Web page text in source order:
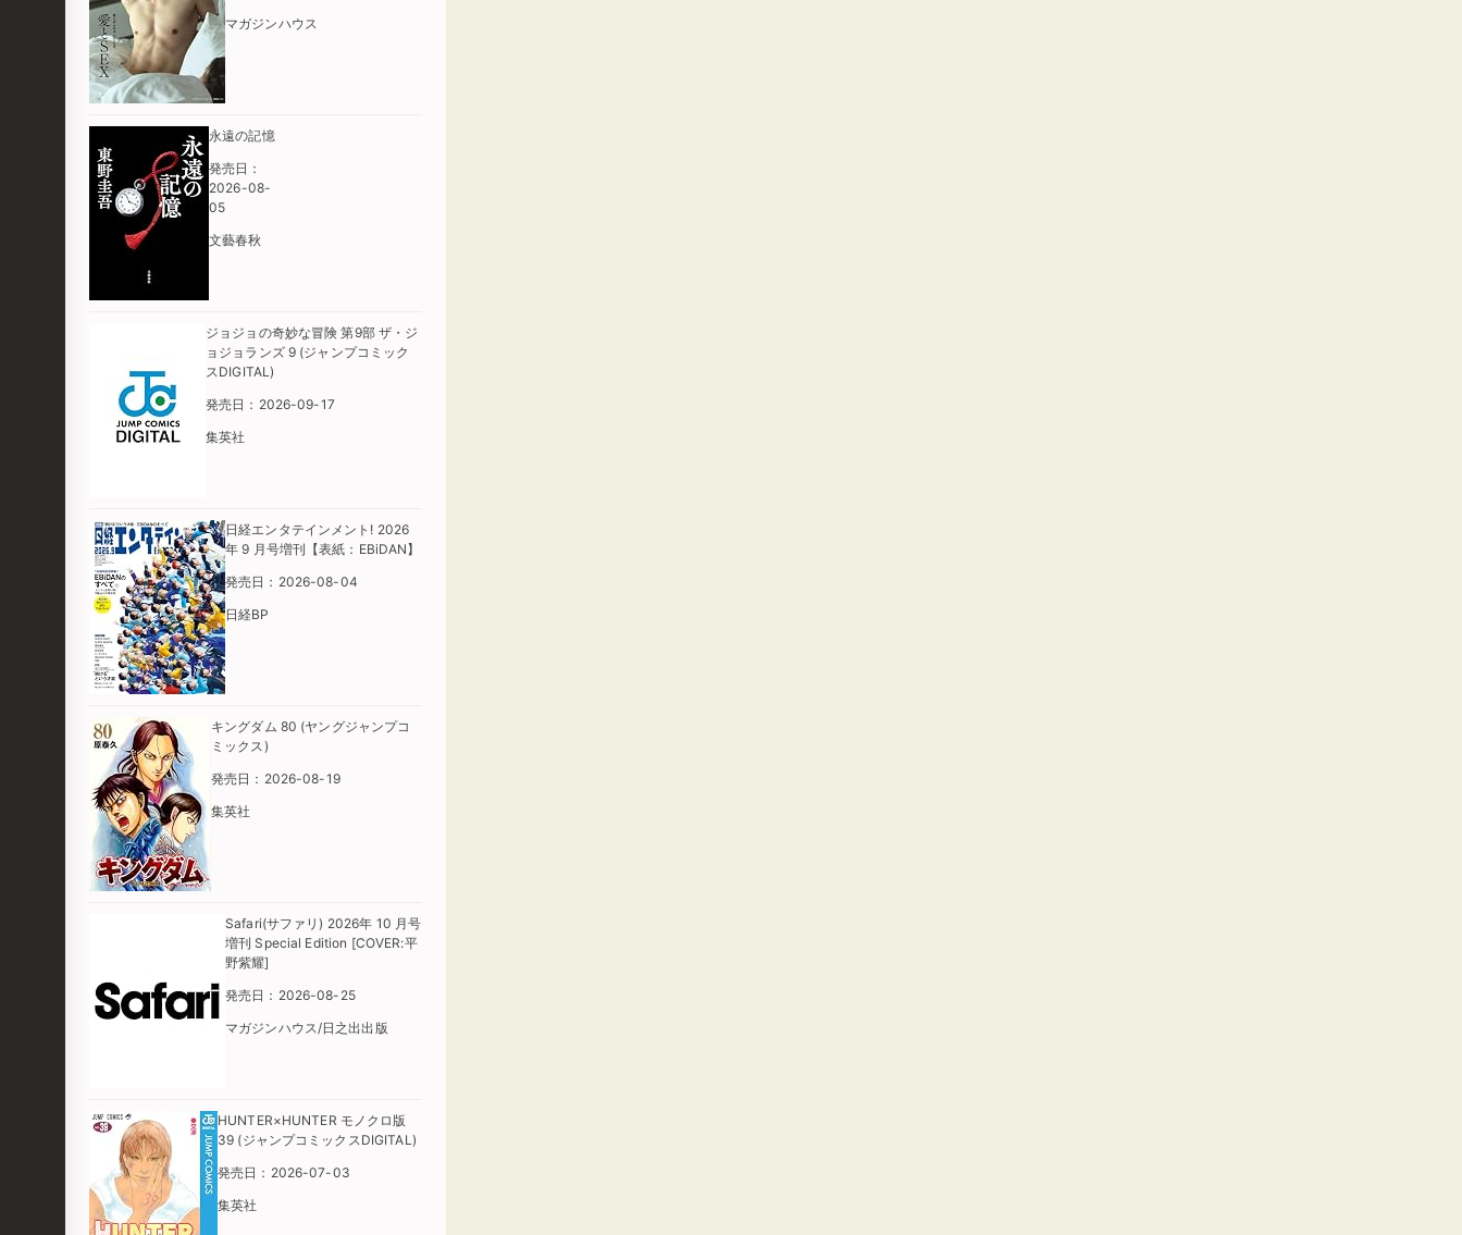
マガジンハウス
永遠の記憶
発売日：
2026-08-
05
文藝春秋
ジョジョの奇妙な冒険 第9部 ザ・ジ
ョジョランズ 9 (ジャンプコミック
スDIGITAL)
発売日：2026-09-17
集英社
日経エンタテインメント! 2026
年 9 月号増刊【表紙：EBiDAN】
発売日：2026-08-04
日経BP
キングダム 80 (ヤングジャンプコ
ミックス)
発売日：2026-08-19
集英社
Safari(サファリ) 2026年 10 月号
増刊 Special Edition [COVER:平
野紫耀]
発売日：2026-08-25
マガジンハウス/日之出出版
HUNTER×HUNTER モノクロ版
39 (ジャンプコミックスDIGITAL)
発売日：2026-07-03
集英社